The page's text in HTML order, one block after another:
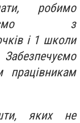
робимо
з
і 1 школи
працівникам
яких не